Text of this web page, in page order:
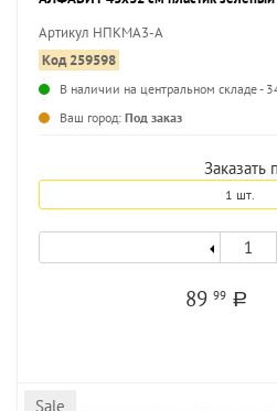
Артикул НПКМА3-А
Код 259598
В наличии на центральном складе -
Ваш город: Под заказ
Заказать
1 шт.
8999 a
Sale